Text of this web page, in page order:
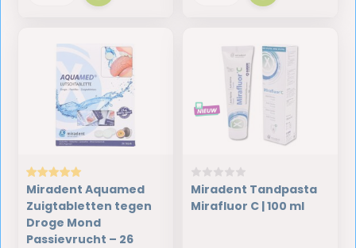
Miradent Aquamed
Zuigtabletten tegen
Droge Mond
Passievrucht – 26
Miradent Tandpasta
Mirafluor C | 100 ml